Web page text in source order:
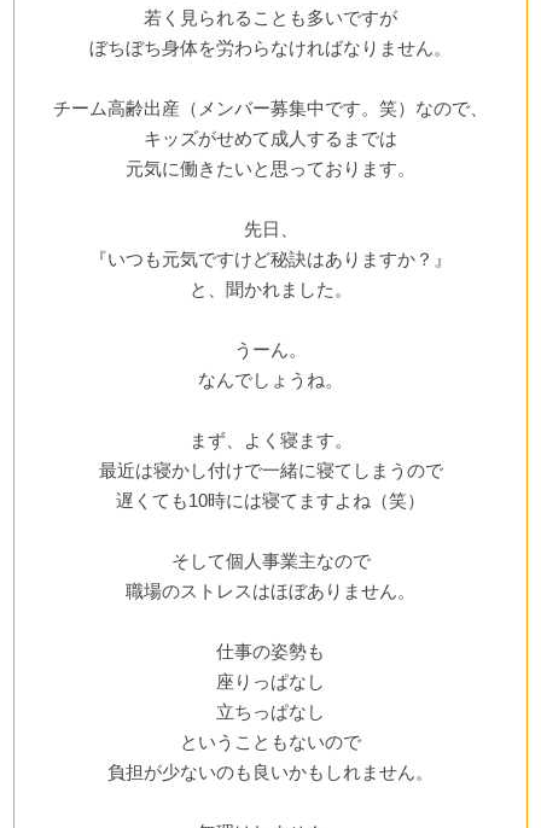
若く見られることも多いですが
ぼちぼち身体を労わらなければなりません。
チーム高齢出産（メンバー募集中です。笑）なので、
キッズがせめて成人するまでは
元気に働きたいと思っております。
先日、
『いつも元気ですけど秘訣はありますか？』
と、聞かれました。
うーん。
なんでしょうね。
まず、よく寝ます。
最近は寝かし付けで一緒に寝てしまうので
遅くても10時には寝てますよね（笑）
そして個人事業主なので
職場のストレスはほぼありません。
仕事の姿勢も
座りっぱなし
立ちっぱなし
ということもないので
負担が少ないのも良いかもしれません。